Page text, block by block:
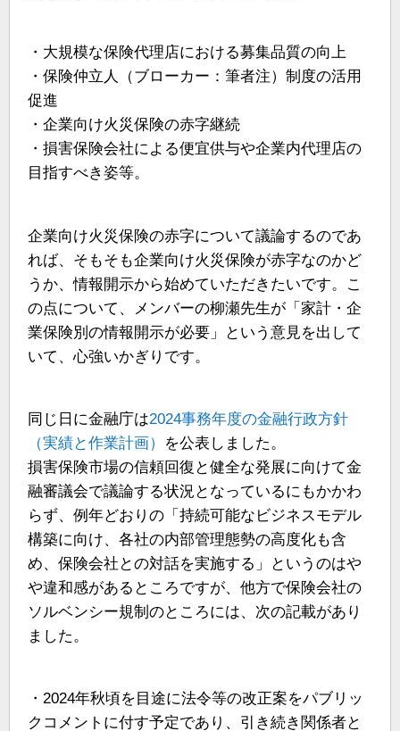
・大規模な保険代理店における募集品質の向上
・保険仲立人（ブローカー：筆者注）制度の活用
促進
・企業向け火災保険の赤字継続
・損害保険会社による便宜供与や企業内代理店の
目指すべき姿等。
企業向け火災保険の赤字について議論するのであ
れば、そもそも企業向け火災保険が赤字なのかど
うか、情報開示から始めていただきたいです。こ
の点について、メンバーの柳瀬先生が「家計・企
業保険別の情報開示が必要」という意見を出して
いて、心強いかぎりです。
同じ日に金融庁は2024事務年度の金融行政方針
（実績と作業計画）
を公表しました。
損害保険市場の信頼回復と健全な発展に向けて金
融審議会で議論する状況となっているにもかかわ
らず、例年どおりの「持続可能なビジネスモデル
構築に向け、各社の内部管理態勢の高度化も含
め、保険会社との対話を実施する」というのはや
や違和感があるところですが、他方で保険会社の
ソルベンシー規制のところには、次の記載があり
ました。
・2024年秋頃を目途に法令等の改正案をパブリッ
クコメントに付す予定であり、引き続き関係者と